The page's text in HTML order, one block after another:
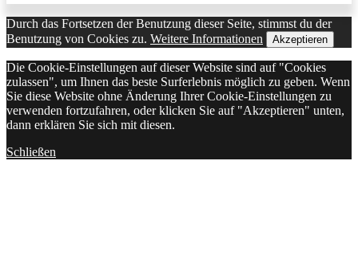
Durch das Fortsetzen der Benutzung dieser Seite, stimmst du der
Benutzung von Cookies zu. Weitere Informationen Akzeptieren
Die Cookie-Einstellungen auf dieser Website sind auf "Cookies
zulassen", um Ihnen das beste Surferlebnis möglich zu geben. Wenn
Sie diese Website ohne Änderung Ihrer Cookie-Einstellungen zu
verwenden fortzufahren, oder klicken Sie auf "Akzeptieren" unten,
dann erklären Sie sich mit diesen.
Schließen